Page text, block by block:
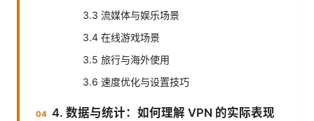
3.3 流媒体与娱乐场景
3.4 在线游戏场景
3.5 旅行与海外使用
3.6 速度优化与设置技巧
4. 数据与统计：如何理解 VPN 的实际表现